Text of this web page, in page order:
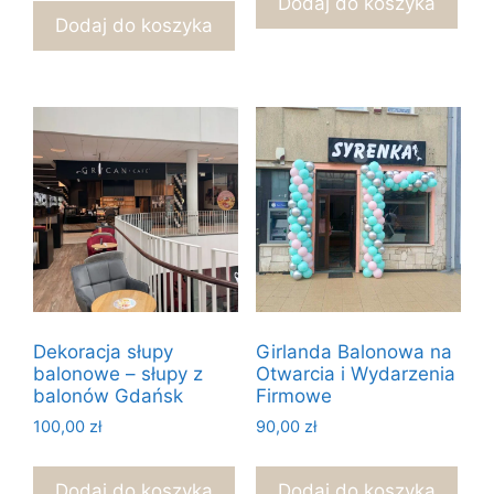
wynosiła:
3000,00 zł.
wynosi:
2500,00 zł.
Dodaj do koszyka
1700,00 zł.1600,00
Dekoracja słupy
balonowe – słupy z
balonów Gdańsk
100,00 zł
Girlanda Balonowa na
Otwarcia i Wydarzenia
Firmowe
90,00 zł